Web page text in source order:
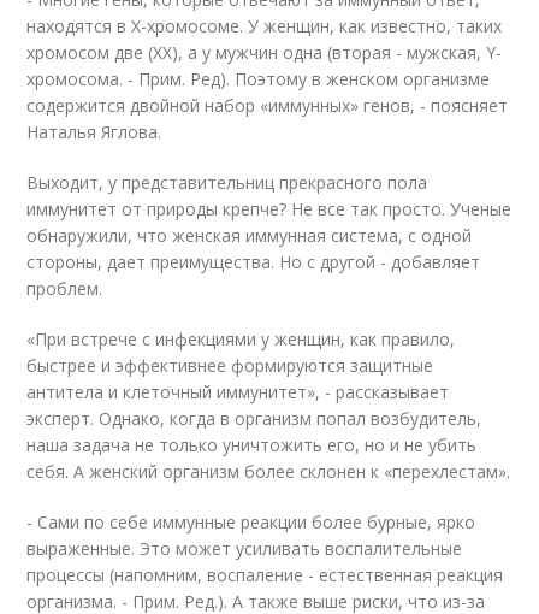
находятся в Х-хромосоме. У женщин, как известно, таких
хромосом две (ХХ), а у мужчин одна (вторая - мужская, Y-
хромосома. - Прим. Ред). Поэтому в женском организме
содержится двойной набор «иммунных» генов, - поясняет
Наталья Яглова.
Выходит, у представительниц прекрасного пола
иммунитет от природы крепче? Не все так просто. Ученые
обнаружили, что женская иммунная система, с одной
стороны, дает преимущества. Но с другой - добавляет
проблем.
«При встрече с инфекциями у женщин, как правило,
быстрее и эффективнее формируются защитные
антитела и клеточный иммунитет», - рассказывает
эксперт. Однако, когда в организм попал возбудитель,
наша задача не только уничтожить его, но и не убить
себя. А женский организм более склонен к «перехлестам».
- Сами по себе иммунные реакции более бурные, ярко
выраженные. Это может усиливать воспалительные
процессы (напомним, воспаление - естественная реакция
организма. - Прим. Ред.). А также выше риски, что из-за